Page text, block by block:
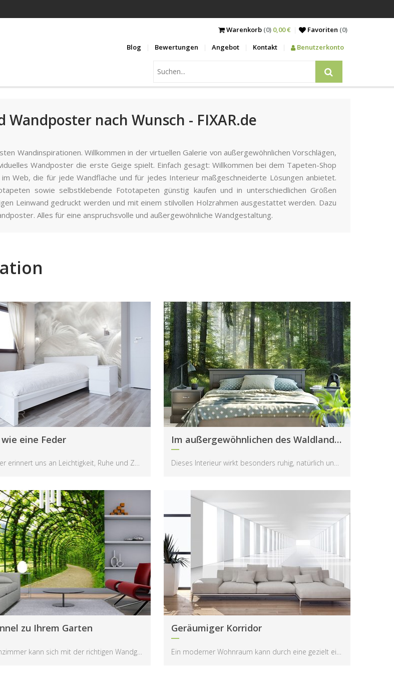
Warenkorb(0) 0,00 € Favoriten (0)
Blog
Bewertungen Angebot Kontakt Benutzerkonto
nach Wunsch - FIXAR.de
Wandinspirationen. Willkommen in der virtuellen Galerie von außergewöhnlichen Vorschlägen,
Wandposter die erste Geige spielt. Einfach gesagt: Willkommen bei dem Tapeten-Shop
Web, die für jede Wandfläche und für jedes Interieur maßgeschneiderte Lösungen anbietet.
sowie selbstklebende Fototapeten günstig kaufen und in unterschiedlichen Größen
Leinwand gedruckt werden und mit einem stilvollen Holzrahmen ausgestattet werden. Dazu
Alles für eine anspruchsvolle und außergewöhnliche Wandgestaltung.
eine Feder
Eine Feder erinnert uns an Leichtigkeit, Ruhe und Zerbrechlichkeit – besonders dann, wenn sie in ...
Im außergewöhnlichen des Waldlandes
Dieses Interieur wirkt besonders ruhig, natürlich und harmonisch, wobei die Fototapete mit dem di...
zu Ihrem Garten
Ein Wohnzimmer kann sich mit der richtigen Wandgestaltung in einen ruhigen Rückzugsort verwandeln...
Geräumiger Korridor
Ein moderner Wohnraum kann durch eine gezielt eingesetzte optische Illusion völlig neu wirken – g...